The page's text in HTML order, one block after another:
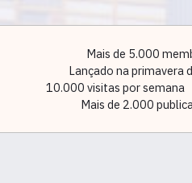
Mais de 5.000
Lançado na primavera
10.000 visitas por semana
Mais de 2.000